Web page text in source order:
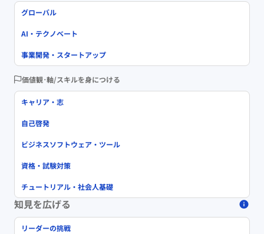
グローバル
AI・テクノベート
事業開発・スタートアップ
価値観･軸/スキルを身につける
キャリア・志
自己啓発
ビジネスソフトウェア・ツール
資格・試験対策
チュートリアル・社会人基礎
知見を広げる
リーダーの挑戦